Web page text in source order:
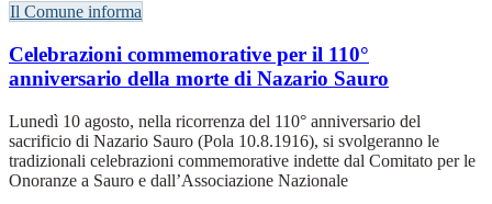
Il Comune informa
Celebrazioni commemorative per il 110°
anniversario della morte di Nazario Sauro
Lunedì 10 agosto, nella ricorrenza del 110° anniversario del
sacrificio di Nazario Sauro (Pola 10.8.1916), si svolgeranno le
tradizionali celebrazioni commemorative indette dal Comitato per le
Onoranze a Sauro e dall’Associazione Nazionale